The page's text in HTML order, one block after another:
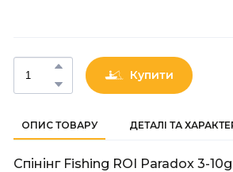
Купити
ОПИС ТОВАРУ ДЕТАЛІ ТА
Спінінг Fishing ROI Paradox 3-